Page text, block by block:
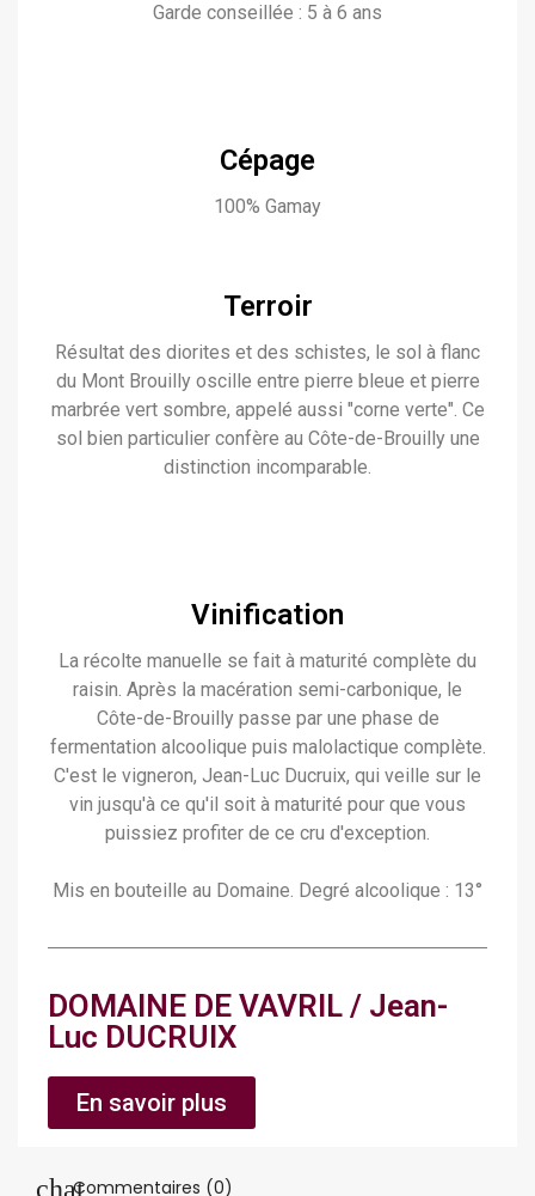
Garde conseillée : 5 à 6 ans
Cépage
100% Gamay
Terroir
Résultat des diorites et des schistes, le sol à flanc
du Mont Brouilly oscille entre pierre bleue et pierre
marbrée vert sombre, appelé aussi "corne verte". Ce
sol bien particulier confère au Côte-de-Brouilly une
distinction incomparable.
Vinification
La récolte manuelle se fait à maturité complète du
raisin. Après la macération semi-carbonique, le
Côte-de-Brouilly passe par une phase de
fermentation alcoolique puis malolactique complète.
C'est le vigneron, Jean-Luc Ducruix, qui veille sur le
vin jusqu'à ce qu'il soit à maturité pour que vous
puissiez profiter de ce cru d'exception.
Mis en bouteille au Domaine. Degré alcoolique : 13°
DOMAINE DE VAVRIL / Jean-
Luc DUCRUIX
En savoir plus
Commentaires (0)